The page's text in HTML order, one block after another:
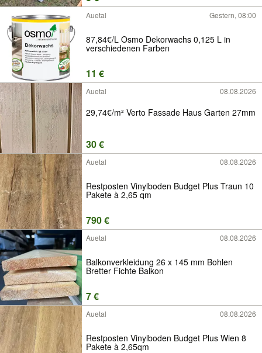
Auetal Gestern, 08:00
87,84€/L Osmo Dekorwachs 0,125 L in
verschiedenen Farben
11 €
Auetal 08.08.2026
29,74€/m² Verto Fassade Haus Garten 27mm
30 €
Auetal 08.08.2026
Restposten Vinylboden Budget Plus Traun 10
Pakete à 2,65 qm
790 €
Auetal 08.08.2026
Balkonverkleidung 26 x 145 mm Bohlen
Bretter Fichte Balkon
7 €
Auetal 08.08.2026
Restposten Vinylboden Budget Plus Wien 8
Pakete à 2,65qm